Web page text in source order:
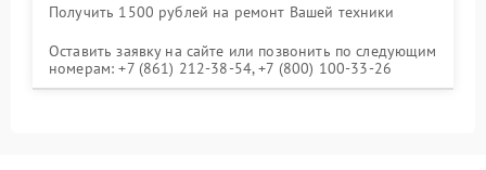
Получить 1500 рублей на ремонт Вашей техники
Оставить заявку на сайте или позвонить по следующим
номерам: +7 (861) 212-38-54, +7 (800) 100-33-26